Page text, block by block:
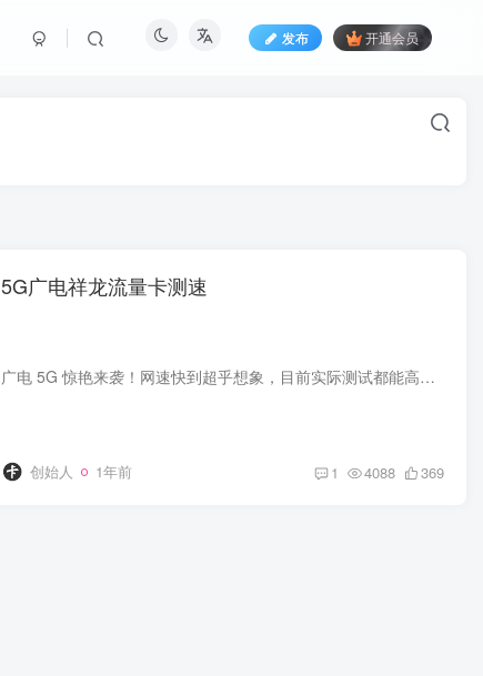
发布 开通会员
5G广电祥龙流量卡测速
广电 5G 惊艳来袭！网速快到超乎想象，目前实际测试都能高达400兆。无论是看高清视频还是下载大文件，都能瞬间完成。即使身处小镇，也体验到顶级的网络速度。接下来让我们感受感受广电 5G 的强...
创始人 1年前 1 4088 369